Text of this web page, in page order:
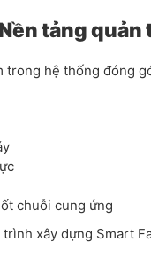
Nền tảng
trong hệ thống đóng
chuỗi cung ứng
xây dựng Smart